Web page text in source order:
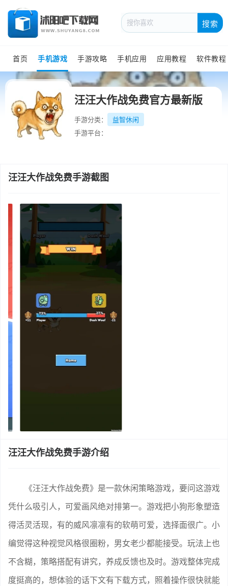
搜索
首页 手机游戏 手游攻略 手机应用 应用教程 软件教程
汪汪大作战免费官方最新版
手游分类：
益智休闲
手游平台：
汪汪大作战免费手游截图
汪汪大作战免费手游介绍
《汪汪大作战免费》是一款休闲策略游戏，要问这游戏
凭什么吸引人，可爱画风绝对排第一。游戏把小狗形象塑造
得活灵活现，有的威风凛凛有的软萌可爱，选择面很广。小
编觉得这种视觉风格很圈粉，男女老少都能接受。玩法上也
不含糊，策略搭配有讲究，养成反馈也及时。游戏整体完成
度挺高的，想体验的话下文有下载方式，照着操作很快就能